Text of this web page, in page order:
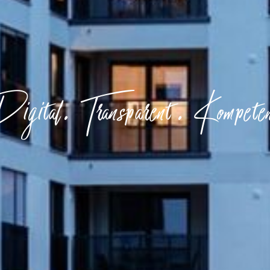
Transparent.